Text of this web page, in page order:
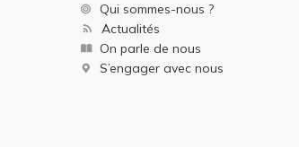
Qui sommes-nous ?
Actualités
On parle de nous
S’engager avec nous